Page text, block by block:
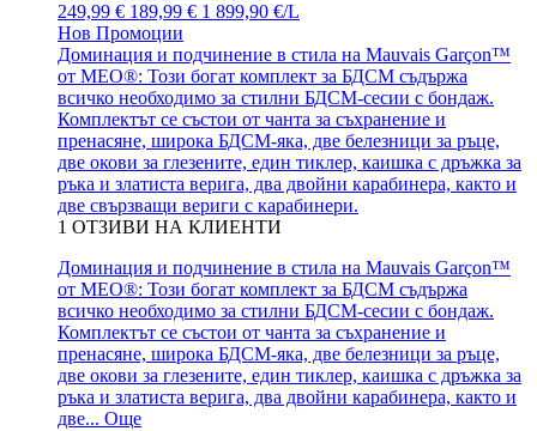
249,99 € 189,99 € 1 899,90 €/L
Нов Промоции
Доминация и подчинение в стила на Mauvais Garçon™
от MEO®: Този богат комплект за БДСМ съдържа
всичко необходимо за стилни БДСМ-сесии с бондаж.
Комплектът се състои от чанта за съхранение и
пренасяне, широка БДСМ-яка, две белезници за ръце,
две окови за глезените, един тиклер, каишка с дръжка за
ръка и златиста верига, два двойни карабинера, както и
две свързващи вериги с карабинери.
1 ОТЗИВИ НА КЛИЕНТИ
Доминация и подчинение в стила на Mauvais Garçon™
от MEO®: Този богат комплект за БДСМ съдържа
всичко необходимо за стилни БДСМ-сесии с бондаж.
Комплектът се състои от чанта за съхранение и
пренасяне, широка БДСМ-яка, две белезници за ръце,
две окови за глезените, един тиклер, каишка с дръжка за
ръка и златиста верига, два двойни карабинера, както и
две... Още